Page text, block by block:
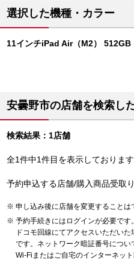
選択した機種・カラー
11インチiPad Air（M2） 512GB
安曇野市の店舗を検索し
検索結果：1店舗
全1件中1件目を表示しておりま
予約申込する店舗/購入商品受取
申し込み後に店舗を変更することは
予約手続きにはログインが必要です。
ドコモ回線にてアクセスいただい
です。ネットワーク暗証番号につい
Wi-Fiまたはご自宅のインターネッ